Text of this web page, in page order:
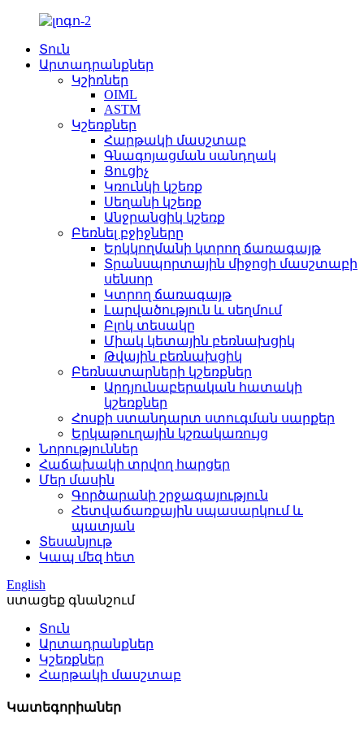
Տուն
Արտադրանքներ
Կշիռներ
OIML
ASTM
Կշեռքներ
Հարթակի մասշտաբ
Գնագոյացման սանդղակ
Ցուցիչ
Կռունկի կշեռք
Սեղանի կշեռք
Անջրանցիկ կշեռք
Բեռնել բջիջները
Երկկողմանի կտրող ճառագայթ
Տրանսպորտային միջոցի մասշտաբի
սենսոր
Կտրող ճառագայթ
Լարվածություն և սեղմում
Բլոկ տեսակը
Միակ կետային բեռնախցիկ
Թվային բեռնախցիկ
Բեռնատարների կշեռքներ
Արդյունաբերական հատակի
կշեռքներ
Հոսքի ստանդարտ ստուգման սարքեր
Երկաթուղային կշռակառույց
Նորություններ
Հաճախակի տրվող հարցեր
Մեր մասին
Գործարանի շրջագայություն
Հետվաճառքային սպասարկում և
պատյան
Տեսանյութ
Կապ մեզ հետ
English
ստացեք գնանշում
Տուն
Արտադրանքներ
Կշեռքներ
Հարթակի մասշտաբ
Կատեգորիաներ